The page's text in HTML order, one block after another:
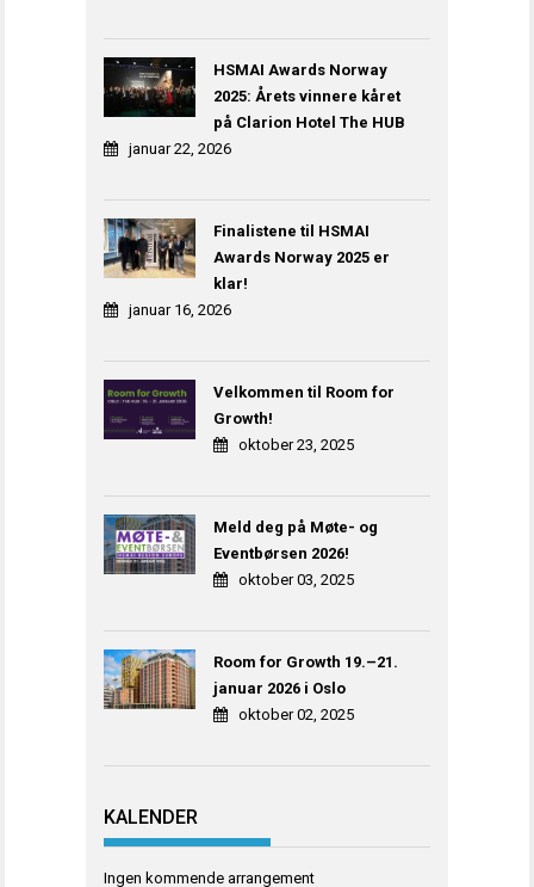
HSMAI Awards Norway
2025: Årets vinnere kåret
på Clarion Hotel The HUB
januar 22, 2026
Finalistene til HSMAI
Awards Norway 2025 er
klar!
januar 16, 2026
Velkommen til Room for
Growth!
oktober 23, 2025
Meld deg på Møte- og
Eventbørsen 2026!
oktober 03, 2025
Room for Growth 19.–21.
januar 2026 i Oslo
oktober 02, 2025
KALENDER
Ingen kommende arrangement